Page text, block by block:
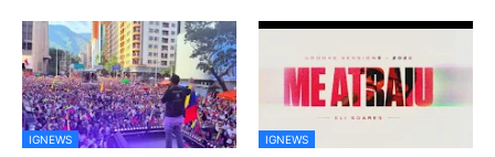
IGNEWS IGNEWS